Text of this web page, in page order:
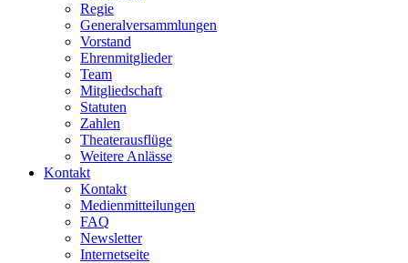
Regie
Generalversammlungen
Vorstand
Ehrenmitglieder
Team
Mitgliedschaft
Statuten
Zahlen
Theaterausflüge
Weitere Anlässe
Kontakt
Kontakt
Medienmitteilungen
FAQ
Newsletter
Internetseite